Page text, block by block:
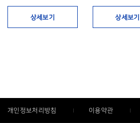
상세보기 상세보기
개인정보처리방침 이용약관